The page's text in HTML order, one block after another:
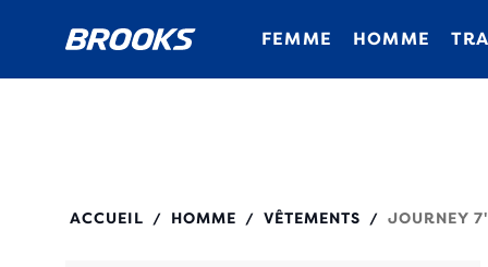
FEMME HOMME
ACCUEIL / HOMME / VÊTEMENTS / JOURNEY